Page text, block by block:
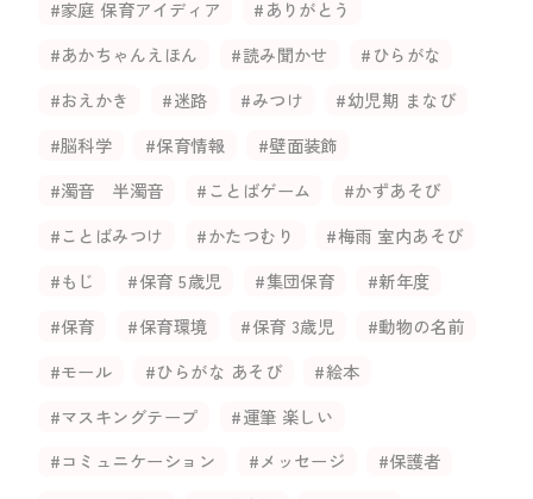
#家庭 保育アイディア
#ありがとう
#あかちゃんえほん
#読み聞かせ
#ひらがな
#おえかき
#迷路 #みつけ
#幼児期 まなび
#脳科学
#保育情報
#壁面装飾
#濁音 半濁音
#ことばゲーム
#かずあそび
#ことばみつけ
#かたつむり
#梅雨 室内あそび
#もじ
#保育 5歳児 #集団保育
#新年度
#保育
#保育環境 #保育 3歳児
#動物の名前
#モール
#ひらがな あそび
#絵本
#マスキングテープ
#運筆 楽しい
#コミュニケーション
#メッセージ
#保護者